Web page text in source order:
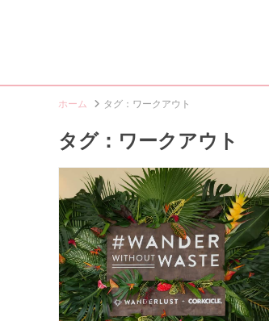
ホーム タグ：ワークアウト
タグ：ワークアウト